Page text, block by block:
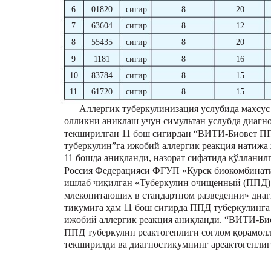
Аллергик туберкулинизация услубида
олликни аниклаш учун симультан услубда
текширилган 11 бош сигирдан “ВИТИ-Биовет
туберкулин”га ижобий аллергик реакция
11 бошда аниқланди, назорат сифатида
Россия Федерацияси ФГУП «Курск
ишлаб чиқилган «Туберкулин очищенный (ППД)
млекопитающих в стандартном разведении»
тикумига ҳам 11 бош сигирда ППД туберкулинга
ижобий аллергик реакция аниқланди. “ВИТИ-
ППД туберкулин реактогенлиги соғлом
текширилди ва диагностикумнинг
6
01820 сигир 8
20
7
63604 сигир 8
12
8
55435 сигир 8
20
9
1181 сигир 8
16
10
83784 сигир 8
15
11
61720 сигир 8 15